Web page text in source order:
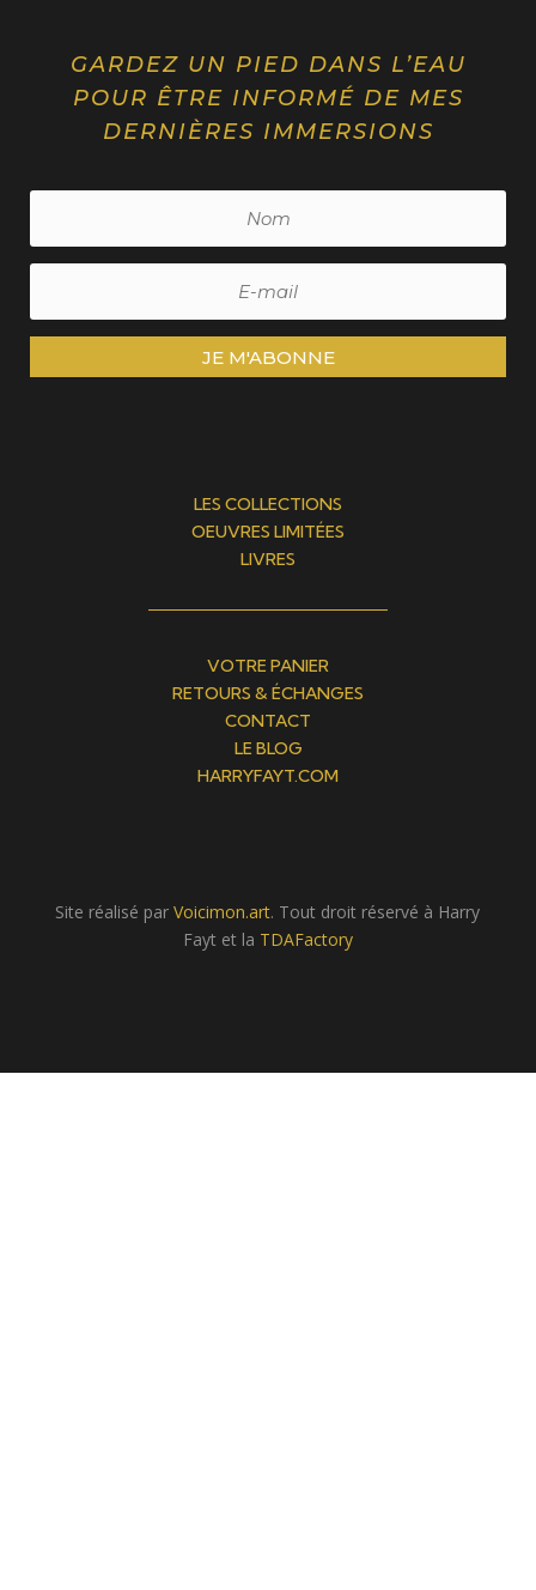
GARDEZ UN PIED DANS L’EAU
POUR ÊTRE INFORMÉ DE MES
DERNIÈRES IMMERSIONS
JE M'ABONNE
LES COLLECTIONS
OEUVRES LIMITÉES
LIVRES
VOTRE PANIER
RETOURS & ÉCHANGES
CONTACT
LE BLOG
HARRYFAYT.COM
Site réalisé parVoicimon.art. Tout droit réservé à Harry
Fayt et la TDAFactory